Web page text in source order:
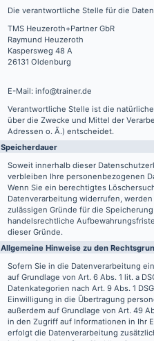
Die verantwortliche Stelle für die
TMS Heuzeroth+Partner GbR
Raymund Heuzeroth
Kaspersweg 48 A
26131 Oldenburg
E-Mail: info@trainer.de
Verantwortliche Stelle ist die
über die Zwecke und Mittel der
Adressen o. Ä.) entscheidet.
Speicherdauer
Soweit innerhalb dieser
verbleiben Ihre personenbezogenen
Wenn Sie ein berechtigtes
Datenverarbeitung widerrufen,
zulässigen Gründe für die
handelsrechtliche
dieser Gründe.
Allgemeine Hinweise zu den
Sofern Sie in die Datenverarbeitung
auf Grundlage von Art. 6 Abs. 1 lit. a
Datenkategorien nach Art. 9 Abs. 1
Einwilligung in die Übertragung
außerdem auf Grundlage von Art. 49
in den Zugriff auf Informationen in Ihr
erfolgt die Datenverarbeitung